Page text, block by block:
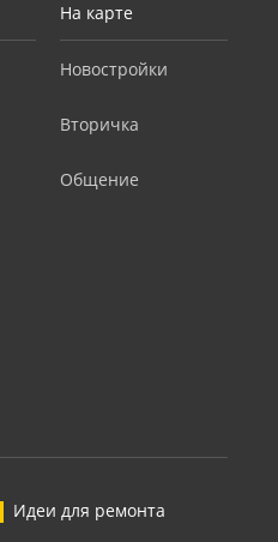
На карте
Новостройки
Вторичка
Общение
Идеи для ремонта